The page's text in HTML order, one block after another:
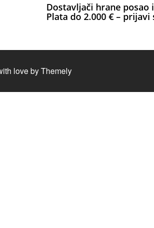
Dostavljači hrane posao
Plata do 2.000 € – prijavi
love byThemely